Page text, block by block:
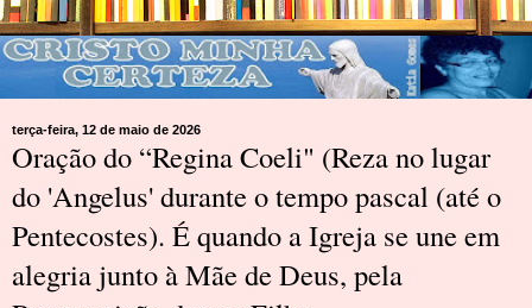
terça-feira, 12 de maio de 2026
Oração do “Regina Coeli" (Reza no lugar
do 'Angelus' durante o tempo pascal (até o
Pentecostes). É quando a Igreja se une em
alegria junto à Mãe de Deus, pela